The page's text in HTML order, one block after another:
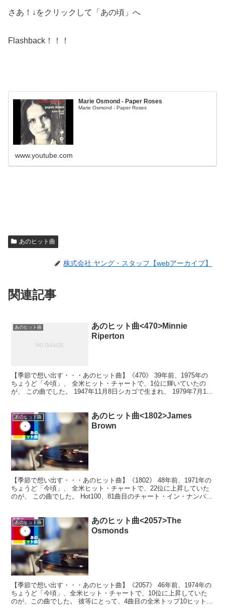
さあ！↓をクリックして「あの頃」へ
Flashback！！！
Marie Osmond - Paper Roses
Marie Osmond - Paper Roses
www.youtube.com
あのヒット曲
株式会社 ヤング・スタッフ【webアーカイブ】
関連記事
あのヒット曲
あのヒット曲<470>Minnie
Riperton
【季節で想い出す・・・あのヒット曲】《470》 39年前、1975年の
ちょうど「今頃」、 全米ヒット・チャートで、1位に輝いていたの
が、 この曲でした。 1947年11月8日シカゴで生まれ、 1979年7月12
あのヒット曲
あのヒット曲<1802>James
Brown
【季節で想い出す・・・あのヒット曲】《1802》 48年前、1971年の
ちょうど「今頃」、 全米ヒット・チャートで、22位に上昇していた
のが、 この曲でした。 Hot100、81曲目のチャート・イン・ナンバ
あのヒット曲
あのヒット曲<2057>The
Osmonds
【季節で想い出す・・・あのヒット曲】《2057》 46年前、1974年の
ちょうど「今頃」、全米ヒット・チャートで、10位に上昇していた
のが、この曲でした。 彼等にとって、4曲目の全米トップ10ヒット！